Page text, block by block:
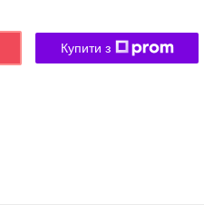
Купити з